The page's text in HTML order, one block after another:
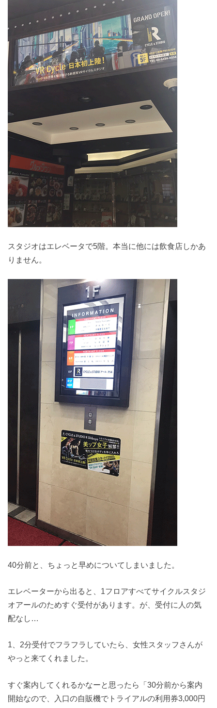
スタジオはエレベータで5階。本当に他には飲食店しかあ
りません。
40分前と、ちょっと早めについてしまいました。
エレベーターから出ると、1フロアすべてサイクルスタジ
オアールのためすぐ受付があります。が、受付に人の気
配なし…
1、2分受付でフラフラしていたら、女性スタッフさんが
やっと来てくれました。
すぐ案内してくれるかなーと思ったら「30分前から案内
開始なので、入口の自販機でトライアルの利用券3,000円